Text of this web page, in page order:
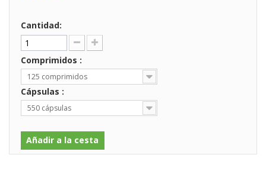
Cantidad:
Comprimidos :
125 comprimidos
Cápsulas :
550 cápsulas
Añadir a la cesta